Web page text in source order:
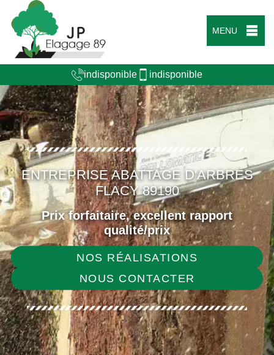
MENU
indisponible indisponible
ENTREPRISE ABATTAGE D'ARBRES
FLACY 89190
Prix forfaitaire, excellent rapport
qualité/prix
NOS RÉALISATIONS
NOUS CONTACTER